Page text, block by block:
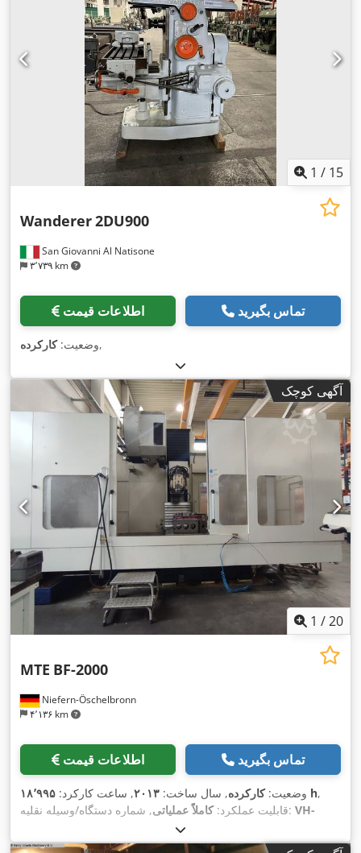
1 / 15
San Giovanni Al Natisone
۳٬۷۳۹ km
Wanderer2DU900
اطلاعات قیمت تماس بگیرید
وضعیت:کارکرده ,
آگهی کوچک
1 /20
Niefern-Öschelbronn
۴٬۱۳۶ km
MTE BF-2000
اطلاعات قیمت تماس بگیرید
وضعیت:کارکرده, سال ساخت: ۲۰۱۳, ساعت کارکرد: ۱۸٬۹۹۵ h,
قابلیت عملکرد:کاملاً عملیاتی , شماره دستگاه/وسیله نقلیه: VH-
, مسافت جابجایی محور X:
محور Y:
۱٬۰۰۰ میلی‌متر, مسافت حرکت محور Z: ۱٬۵۰۰ میلی‌متر,